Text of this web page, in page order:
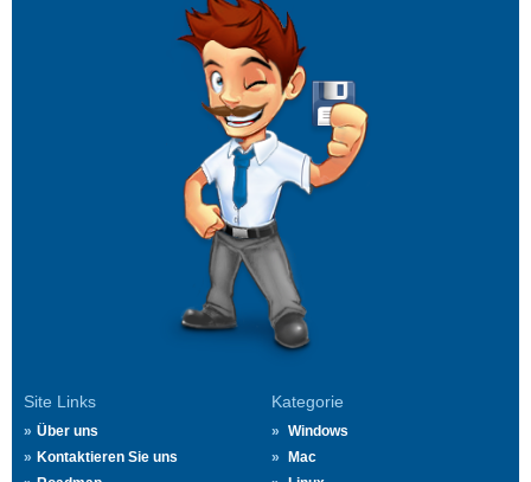
Site Links
Über uns
Kontaktieren Sie uns
Kategorie
Windows
Mac